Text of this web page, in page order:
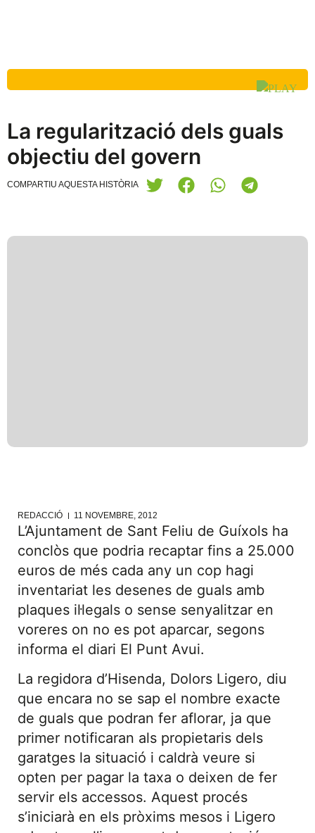
La regularització dels guals
objectiu del govern
COMPARTIU AQUESTA HISTÒRIA
REDACCIÓ 11 NOVEMBRE, 2012
L’Ajuntament de Sant Feliu de Guíxols ha
conclòs que podria recaptar fins a 25.000
euros de més cada any un cop hagi
inventariat les desenes de guals amb
plaques il·legals o sense senyalitzar en
voreres on no es pot aparcar, segons
informa el diari El Punt Avui.
La regidora d’Hisenda, Dolors Ligero, diu
que encara no se sap el nombre exacte
de guals que podran fer aflorar, ja que
primer notificaran als propietaris dels
garatges la situació i caldrà veure si
opten per pagar la taxa o deixen de fer
servir els accessos. Aquest procés
s’iniciarà en els pròxims mesos i Ligero